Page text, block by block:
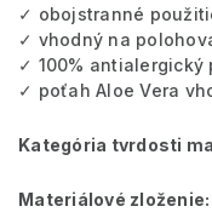
✓ obojstranné
✓ vhodný na
✓ 100%
✓ poťah Aloe Vera
Kategória tvrdosti
Materiálové zloženie: